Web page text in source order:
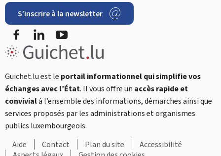
S’inscrire à la newsletter
FacebookLinkedIn
Guichet.lu est le portail informationnel qui simplifie vos
échanges avec l’État. Il vous offre un accès rapide et
convivialà l’ensemble des informations, démarches ainsi que
services proposés par les administrations et organismes
publics luxembourgeois.
Aide
Contact Plan du site
Accessibilité